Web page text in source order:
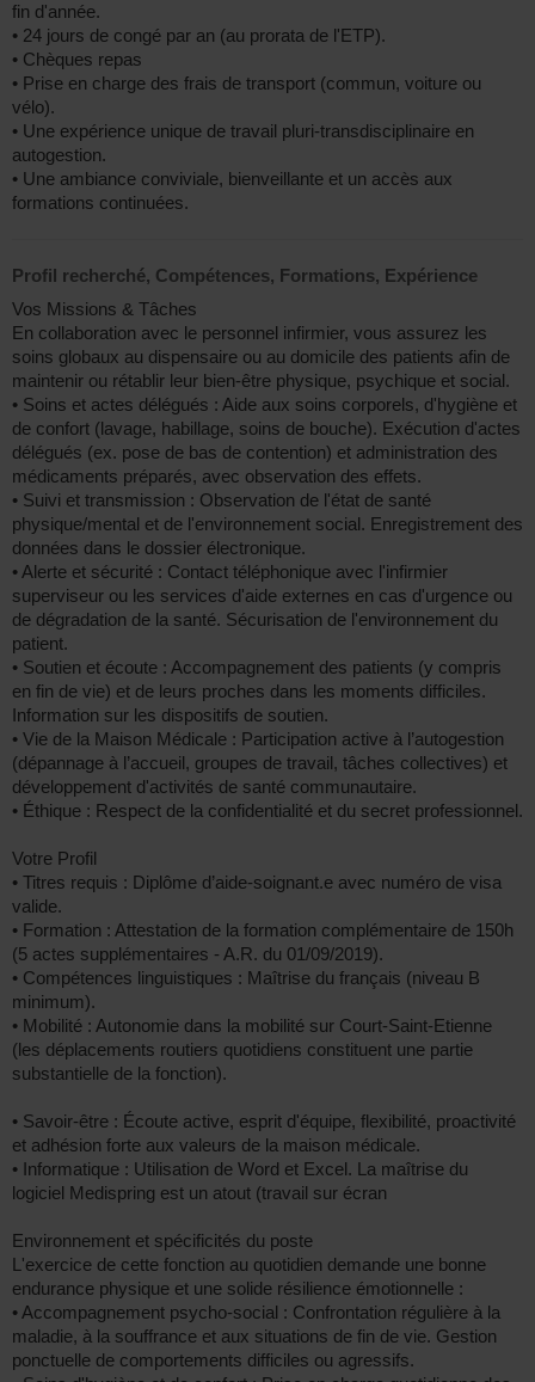
fin d'année.
• 24 jours de congé par an (au prorata de l'ETP).
• Chèques repas
• Prise en charge des frais de transport (commun, voiture ou
vélo).
• Une expérience unique de travail pluri-transdisciplinaire en
autogestion.
• Une ambiance conviviale, bienveillante et un accès aux
formations continuées.
Profil recherché, Compétences, Formations, Expérience
Vos Missions & Tâches
En collaboration avec le personnel infirmier, vous assurez les
soins globaux au dispensaire ou au domicile des patients afin de
maintenir ou rétablir leur bien-être physique, psychique et social.
• Soins et actes délégués : Aide aux soins corporels, d'hygiène et
de confort (lavage, habillage, soins de bouche). Exécution d'actes
délégués (ex. pose de bas de contention) et administration des
médicaments préparés, avec observation des effets.
• Suivi et transmission : Observation de l'état de santé
physique/mental et de l'environnement social. Enregistrement des
données dans le dossier électronique.
• Alerte et sécurité : Contact téléphonique avec l'infirmier
superviseur ou les services d'aide externes en cas d'urgence ou
de dégradation de la santé. Sécurisation de l'environnement du
patient.
• Soutien et écoute : Accompagnement des patients (y compris
en fin de vie) et de leurs proches dans les moments difficiles.
Information sur les dispositifs de soutien.
• Vie de la Maison Médicale : Participation active à l’autogestion
(dépannage à l’accueil, groupes de travail, tâches collectives) et
développement d'activités de santé communautaire.
• Éthique : Respect de la confidentialité et du secret professionnel.
Votre Profil
• Titres requis : Diplôme d’aide-soignant.e avec numéro de visa
valide.
• Formation : Attestation de la formation complémentaire de 150h
(5 actes supplémentaires - A.R. du 01/09/2019).
• Compétences linguistiques : Maîtrise du français (niveau B
minimum).
• Mobilité : Autonomie dans la mobilité sur Court-Saint-Etienne
(les déplacements routiers quotidiens constituent une partie
substantielle de la fonction).
• Savoir-être : Écoute active, esprit d'équipe, flexibilité, proactivité
et adhésion forte aux valeurs de la maison médicale.
• Informatique : Utilisation de Word et Excel. La maîtrise du
logiciel Medispring est un atout (travail sur écran
Environnement et spécificités du poste
L'exercice de cette fonction au quotidien demande une bonne
endurance physique et une solide résilience émotionnelle :
• Accompagnement psycho-social : Confrontation régulière à la
maladie, à la souffrance et aux situations de fin de vie. Gestion
ponctuelle de comportements difficiles ou agressifs.